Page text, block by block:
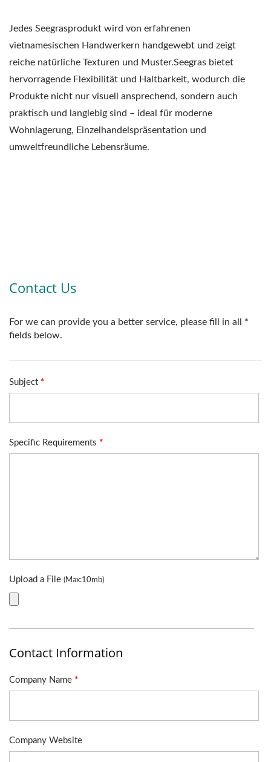
Jedes Seegrasprodukt wird von erfahrenen
vietnamesischen Handwerkern handgewebt und zeigt
reiche natürliche Texturen und Muster.Seegras bietet
hervorragende Flexibilität und Haltbarkeit, wodurch die
Produkte nicht nur visuell ansprechend, sondern auch
praktisch und langlebig sind – ideal für moderne
Wohnlagerung, Einzelhandelspräsentation und
umweltfreundliche Lebensräume.